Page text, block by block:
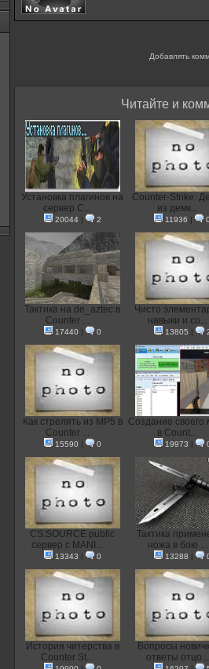
Добавлять
Читайте и
Установка плагинов на
сервер C...
20044| 2
Counter-Strike:
из демк...
11936 | 0
Тактика на de_aztec в
Counter ...
17440 | 0
Чисто
навыки и со...
13805 |
Как стрелять из MP5 в
Counter ...
15590 | 0
Создание своего
в Count...
19973 |
CS:SOURCE public
сервер с MANI...
13343 | 0
Тактика
ножа в бою ...
13288 |
История читерства в
Counter St...
Вопросы
ответы отцо...